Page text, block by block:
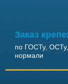
Заказ
по ГОСТу,
нормали